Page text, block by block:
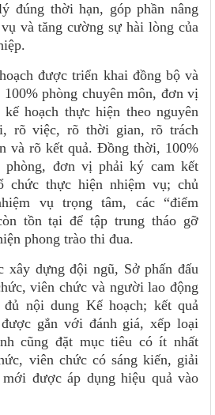
đúng thời hạn, góp phần nâng
và tăng cường sự hài lòng của
được triển khai đồng bộ và
phòng chuyên môn, đơn vị
hoạch thực hiện theo nguyên
rõ việc, rõ thời gian, rõ trách
và rõ kết quả. Đồng thời, 100%
phòng, đơn vị phải ký cam kết
chức thực hiện nhiệm vụ; chủ
vụ trọng tâm, các “điểm
tồn tại để tập trung tháo gỡ
phong trào thi đua.
dựng đội ngũ, Sở phấn đấu
viên chức và người lao động
nội dung Kế hoạch; kết quả
gắn với đánh giá, xếp loại
cũng đặt mục tiêu có ít nhất
viên chức có sáng kiến, giải
được áp dụng hiệu quả vào